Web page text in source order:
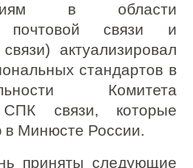
в области
почтовой связи и
актуализировал
стандартов в
Комитета
СПК связи, которые
в Минюсте России.
приняты следующие